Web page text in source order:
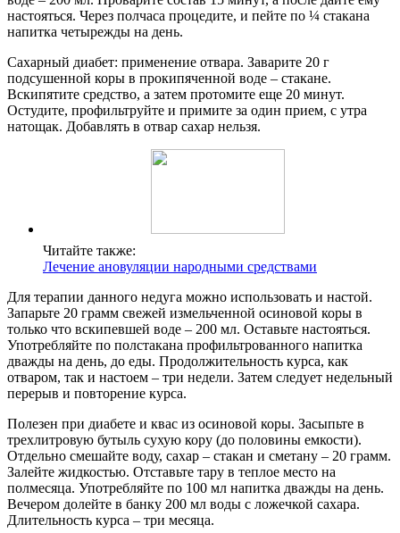
настояться. Через полчаса процедите, и пейте по ¼ стакана
напитка четырежды на день.
Сахарный диабет: применение отвара. Заварите 20 г
подсушенной коры в прокипяченной воде – стакане.
Вскипятите средство, а затем протомите еще 20 минут.
Остудите, профильтруйте и примите за один прием, с утра
натощак. Добавлять в отвар сахар нельзя.
Читайте также:
Лечение ановуляции народными средствами
Для терапии данного недуга можно использовать и настой.
Запарьте 20 грамм свежей измельченной осиновой коры в
только что вскипевшей воде – 200 мл. Оставьте настояться.
Употребляйте по полстакана профильтрованного напитка
дважды на день, до еды. Продолжительность курса, как
отваром, так и настоем – три недели. Затем следует недельный
перерыв и повторение курса.
Полезен при диабете и квас из осиновой коры. Засыпьте в
трехлитровую бутыль сухую кору (до половины емкости).
Отдельно смешайте воду, сахар – стакан и сметану – 20 грамм.
Залейте жидкостью. Отставьте тару в теплое место на
полмесяца. Употребляйте по 100 мл напитка дважды на день.
Вечером долейте в банку 200 мл воды с ложечкой сахара.
Длительность курса – три месяца.